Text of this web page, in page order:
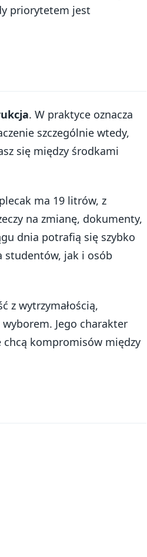
priorytetem jest
. W praktyce oznacza
szczególnie wtedy,
się między środkami
ma 19 litrów, z
na zmianę, dokumenty,
dnia potrafią się szybko
studentów, jak i osób
z wytrzymałością,
Jego charakter
kompromisów między